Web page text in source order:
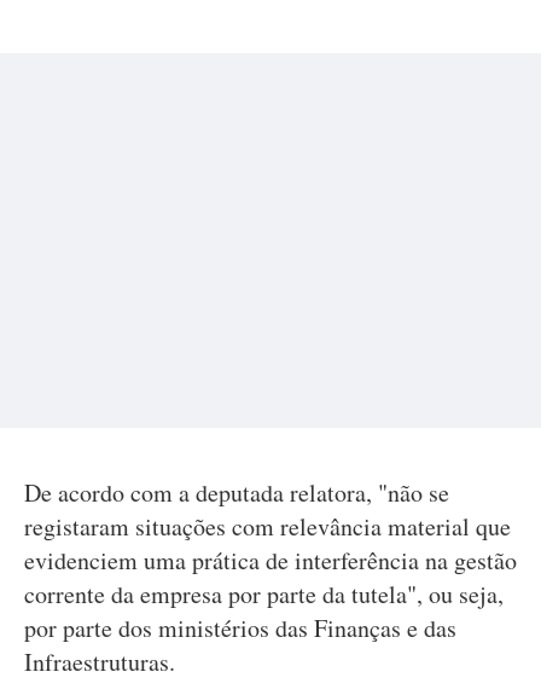
De acordo com a deputada relatora, "não se
registaram situações com relevância material que
evidenciem uma prática de interferência na gestão
corrente da empresa por parte da tutela", ou seja,
por parte dos ministérios das Finanças e das
Infraestruturas.